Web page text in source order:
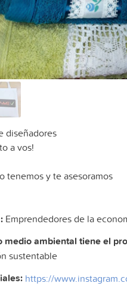
diseñadores
a vos!
tenemos y te asesoramos
Emprendedores de la
medio ambiental tiene el
sustentable
https://